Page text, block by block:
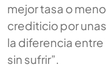
mejor tasa o
crediticio por
la diferencia entre
sin sufrir”.